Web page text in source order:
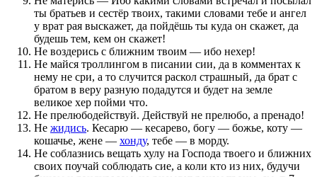
ты братьев и сестёр твоих, такими словами тебе и ангел
у врат рая выскажет, да пойдёшь ты куда он скажет, да
будешь тем, кем он скажет!
Не воздерись с ближним твоим — ибо нехер!
Не майся троллингом в писании сии, да в комментах к
нему не сри, а то случится раскол страшный, да брат с
братом в веру разную подадутся и будет на земле
великое хер пойми что.
Не прелюбодействуй. Действуй не прелюбо, а пренадо!
Не жидись. Кесарю — кесарево, богу — божье, коту —
кошачье, жене — хонду, тебе — в морду.
Не соблазнись вещать хулу на Господа твоего и ближних
своих поучай соблюдать сие, а коли кто из них, будучи